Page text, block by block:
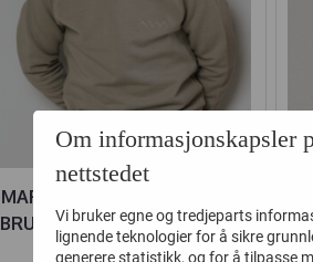
MARMAR GENSER THADEUS
BRUSHED JERSEY DRY MOSS
Om informasjonskapsler
nettstedet
Vi bruker egne og tredjeparts
lignende teknologier for å sikre
generere statistikk, og for å tilpasse